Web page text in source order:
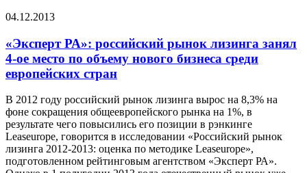
04.12.2013
«Эксперт РА»: российский рынок лизинга занял
4-ое место по объему нового бизнеса среди
европейских стран
В 2012 году российский рынок лизинга вырос на 8,3% на
фоне сокращения общеевропейского рынка на 1%, в
результате чего повысились его позиции в рэнкинге
Leaseurope, говорится в исследовании «Российский рынок
лизинга 2012-2013: оценка по методике Leaseurope»,
подготовленном рейтинговым агентством «Эксперт РА».